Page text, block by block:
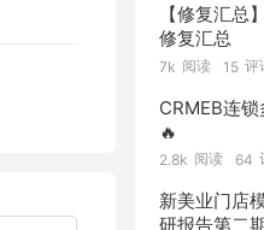
【修复汇总
修复汇总
7k 阅读 15 评
CRMEB连
🔥
2.8k 阅读 64
新美业门店
研报告第二